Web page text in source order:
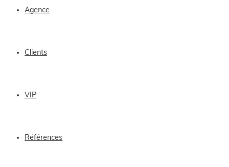
Agence
Clients
VIP
Références